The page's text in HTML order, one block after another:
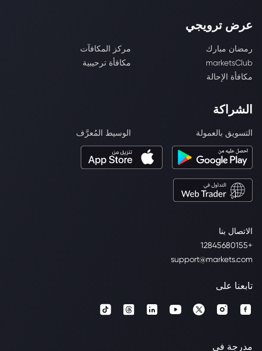
الاتصال بنا
+12845680155
support@markets.com
عرض ترويجي
رمضان مبارك
مركز المكافآت
marketsClub
مكافأة ترحيبية
مكافأة الإحالة
الشراكة
التسويق بالعمولة الوسيط المُعرَّف
تابعنا على
مدرجة في